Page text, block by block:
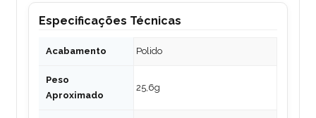
Especificações Técnicas
Acabamento Polido
Peso
Aproximado
25,6g